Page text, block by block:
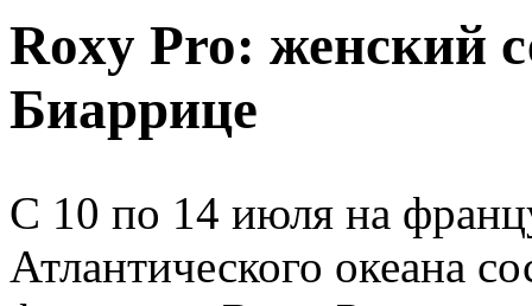
Roxy Pro: женский
Биаррице
C 10 по 14 июля на
Атлантического океана